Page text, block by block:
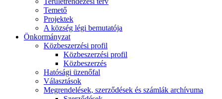
Temető
Projektek
A község légi bemutatója
Önkormányzat
Közbeszerzési profil
Közbeszerzési profil
Közbeszerzés
Hatósági üzenőfal
Választások
Megrendelések, szerződések és számlák archívuma